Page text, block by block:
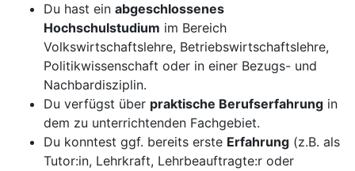
Du hast ein abgeschlossenes
Hochschulstudium im Bereich
Volkswirtschaftslehre, Betriebswirtschaftslehre,
Politikwissenschaft oder in einer Bezugs- und
Nachbardisziplin.
Du verfügst über praktische Berufserfahrung in
dem zu unterrichtenden Fachgebiet.
Du konntest ggf. bereits erste Erfahrung (z.B. als
Tutor:in, Lehrkraft, Lehrbeauftragte:r oder